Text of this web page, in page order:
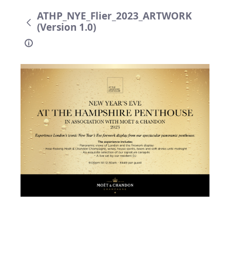
ATHP_NYE_Flier_2023_ARTWORK
(Version 1.0)